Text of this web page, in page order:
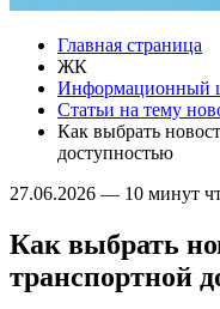
Главная страница
ЖК
Информационный
Статьи на тему
Как выбрать
доступностью​
27.06.2026 — 10 минут
Как выбрать
транспортной